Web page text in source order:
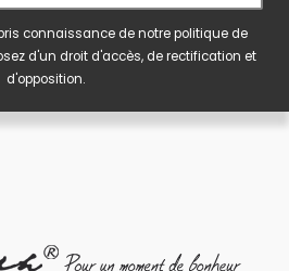
connaissance de notrepolitique de
d'un droit d'accès, de rectification et
d'opposition.